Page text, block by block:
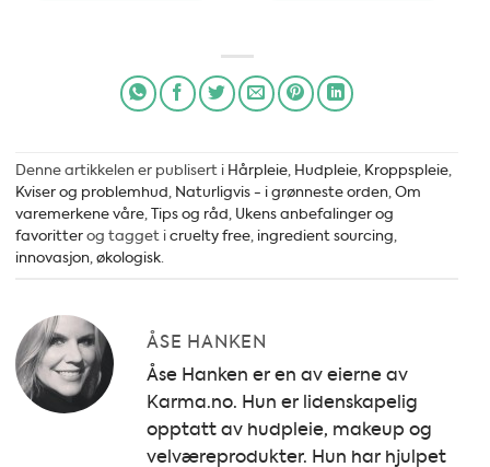
Denne artikkelen er publisert i Hårpleie, Hudpleie, Kroppspleie,
Kviser og problemhud, Naturligvis - i grønneste orden,Om
varemerkene våre,Tips og råd, Ukens anbefalinger og
favoritterog tagget icruelty free,ingredient sourcing,
innovasjon,økologisk.
ÅSE HANKEN
Åse Hanken er en av eierne av
Karma.no. Hun er lidenskapelig
opptatt av hudpleie, makeup og
velværeprodukter. Hun har hjulpet